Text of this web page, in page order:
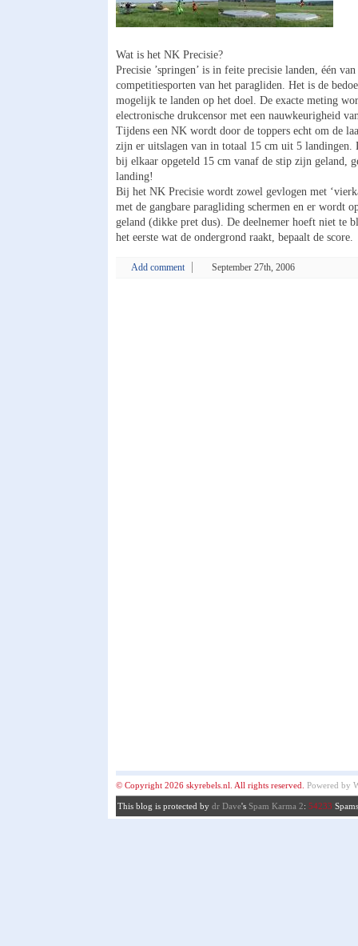
Wat is het NK Precisie?
Precisie ’springen’ is in feite precisie landen, één van
competitiesporten van het paragliden. Het is de
mogelijk te landen op het doel. De exacte meting
electronische drukcensor met een nauwkeurigheid
Tijdens een NK wordt door de toppers echt om de
zijn er uitslagen van in totaal 15 cm uit 5 landingen.
bij elkaar opgeteld 15 cm vanaf de stip zijn geland,
landing!
Bij het NK Precisie wordt zowel gevlogen met
met de gangbare paragliding schermen en er wordt
geland (dikke pret dus). De deelnemer hoeft niet te
het eerste wat de ondergrond raakt, bepaalt de score.
Add comment September 27th, 2006
© Copyright 2026 skyrebels.nl. All rights reserved. Powered by
This blog is protected by dr Dave's Spam Karma 2: 54233